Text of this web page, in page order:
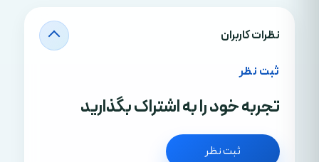
نظرات کاربران
ثبت نظر
تجربه خود را به اشتراک بگذارید
ثبت نظر